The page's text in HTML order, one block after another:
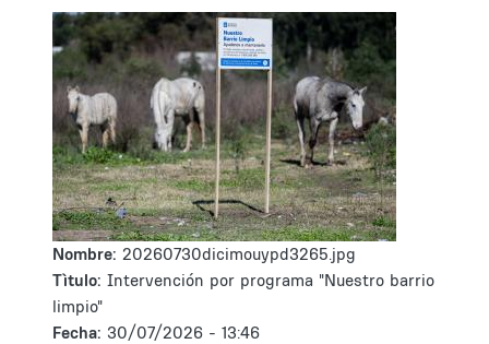
Nombre: 20260730dicimouypd3265.jpg
Tìtulo: Intervención por programa "Nuestro barrio
limpio"
Fecha: 30/07/2026 - 13:46